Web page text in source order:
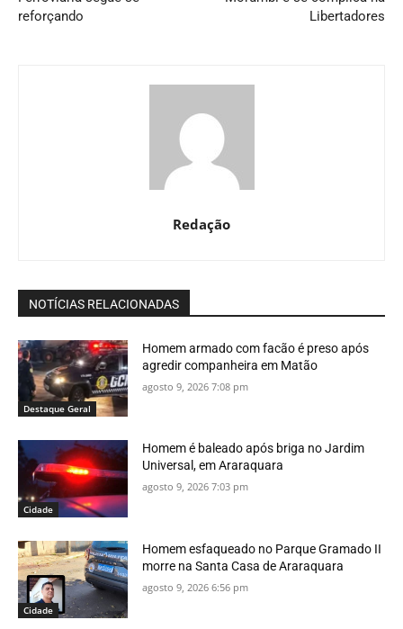
reforçando
Libertadores
Redação
NOTÍCIAS RELACIONADAS
Destaque Geral
Homem armado com facão é preso após
agredir companheira em Matão
agosto 9, 2026 7:08 pm
Cidade
Homem é baleado após briga no Jardim
Universal, em Araraquara
agosto 9, 2026 7:03 pm
Cidade
Homem esfaqueado no Parque Gramado II
morre na Santa Casa de Araraquara
agosto 9, 2026 6:56 pm